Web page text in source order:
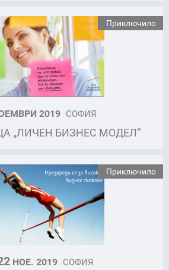
Приключило
2019 СОФИЯ
„ЛИЧЕН БИЗНЕС МОДЕЛ“
Приключило
НОЕ. 2019 СОФИЯ